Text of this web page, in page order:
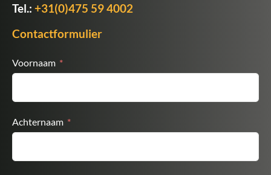
Tel.: +31(0)475 59 4002
Contactformulier
Voornaam
Achternaam